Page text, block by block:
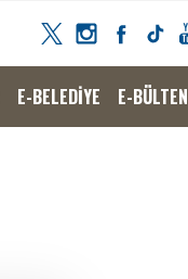
E-BELEDİYE E-BÜLTEN